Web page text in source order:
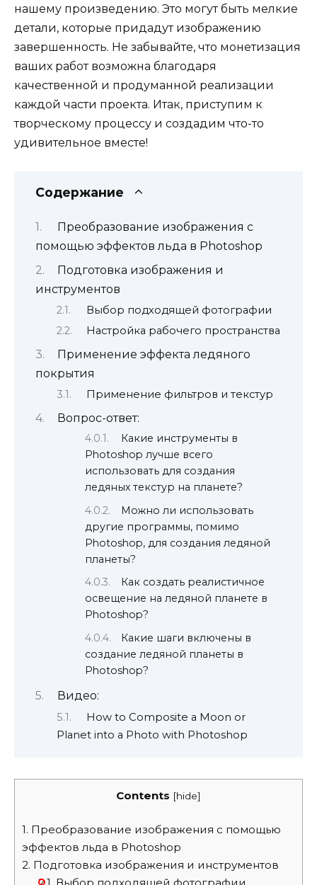
нашему произведению. Это могут быть мелкие
детали, которые придадут изображению
завершенность. Не забывайте, что монетизация
ваших работ возможна благодаря
качественной и продуманной реализации
каждой части проекта. Итак, приступим к
творческому процессу и создадим что-то
удивительное вместе!
Содержание
Преобразование изображения с
помощью эффектов льда в Photoshop
Подготовка изображения и
инструментов
Выбор подходящей фотографии
Настройка рабочего пространства
Применение эффекта ледяного
покрытия
Применение фильтров и текстур
Вопрос-ответ:
Какие инструменты в
Photoshop лучше всего
использовать для создания
ледяных текстур на планете?
Можно ли использовать
другие программы, помимо
Photoshop, для создания ледяной
планеты?
Как создать реалистичное
освещение на ледяной планете в
Photoshop?
Какие шаги включены в
создание ледяной планеты в
Photoshop?
Видео:
How to Composite a Moon or
Planet into a Photo with Photoshop
Contents [hide]
1. Преобразование изображения с помощью
эффектов льда в Photoshop
2. Подготовка изображения и инструментов